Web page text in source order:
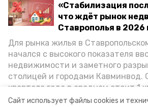
Сайт использует файлы cookies и
«Стабилизация
что ждёт рынок
Ставрополья в 2026
Для рынка жилья в
начался с высокого показателя
недвижимости и заметного
столицей и городами Кавминвод.
квартале года в среднем стоит 1
городах и округах региона, как
Международная гонка
в окрестностях станицы
Дорогу в Предгорном округе
нормативное состояние